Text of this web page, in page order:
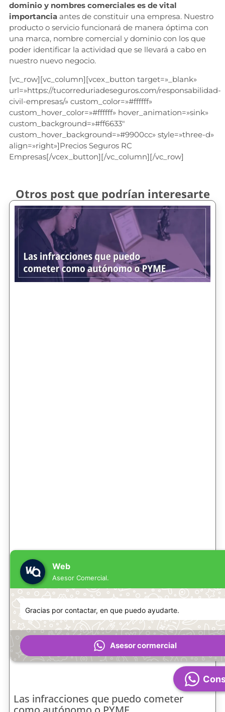
dominio y nombres comerciales es de vital
importancia antes de constituir una empresa. Nuestro
producto o servicio funcionará de manera óptima con
una marca, nombre comercial y dominio con los que
poder identificar la actividad que se llevará a cabo en
nuestro nuevo negocio.
[vc_row][vc_column][vcex_button target=»_blank»
url=»https://tucorreduriadeseguros.com/responsabilidad-
civil-empresas/» custom_color=»#ffffff»
custom_hover_color=»#ffffff» hover_animation=»sink»
custom_background=»#ff6633″
custom_hover_background=»#9900cc» style=»three-d»
align=»right»]Precios Seguros RC
Empresas[/vcex_button][/vc_column][/vc_row]
Otros post que podrían interesarte
Las infracciones que puedo cometer
Web
Asesor Comercial.
Gracias por contactar, en que puedo ayudarte.
Asesor cormercial